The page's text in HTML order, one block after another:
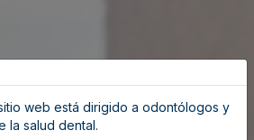
web está dirigido a odontólogos y
la salud dental.